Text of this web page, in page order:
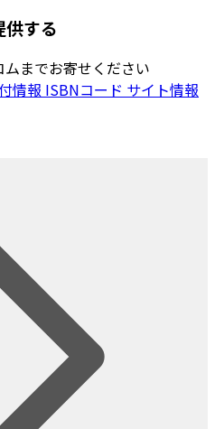
供する
までお寄せください
情報 ISBNコード サイト情報